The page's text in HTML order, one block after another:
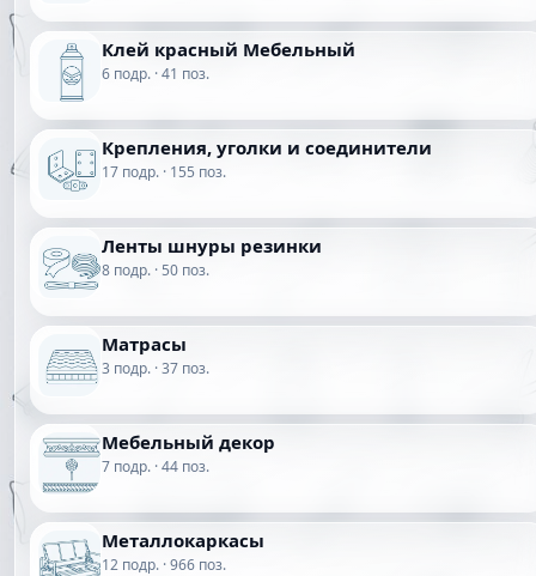
Клей красный Мебельный
6 подр. · 41 поз.
Крепления, уголки и соединители
17 подр. · 155 поз.
Ленты шнуры резинки
8 подр. · 50 поз.
Матрасы
3 подр. · 37 поз.
Мебельный декор
7 подр. · 44 поз.
Металлокаркасы
12 подр. · 966 поз.